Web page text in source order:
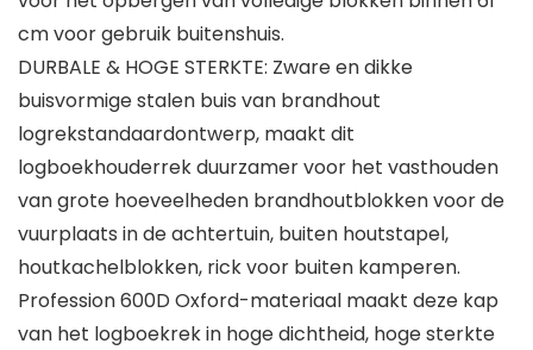
cm voor gebruik buitenshuis.
DURBALE & HOGE STERKTE: Zware en dikke
buisvormige stalen buis van brandhout
logrekstandaardontwerp, maakt dit
logboekhouderrek duurzamer voor het vasthouden
van grote hoeveelheden brandhoutblokken voor de
vuurplaats in de achtertuin, buiten houtstapel,
houtkachelblokken, rick voor buiten kamperen.
Profession 600D Oxford-materiaal maakt deze kap
van het logboekrek in hoge dichtheid, hoge sterkte